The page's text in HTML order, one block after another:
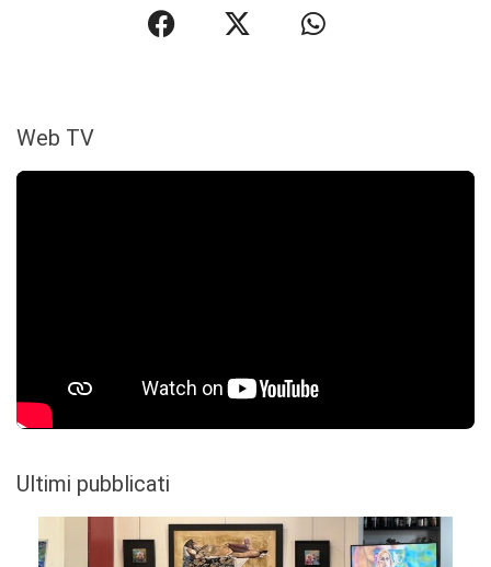
Web TV
Ultimi pubblicati